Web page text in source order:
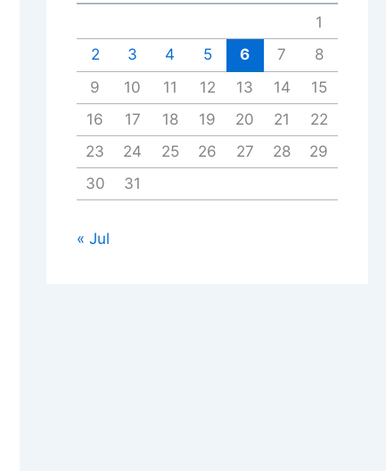
1
2
3 4 5 6 7
8
9
10 11 12 13 14
15
16
17 18 19 20 21
22
23
24 25 26 27 28
29
30
31
« Jul